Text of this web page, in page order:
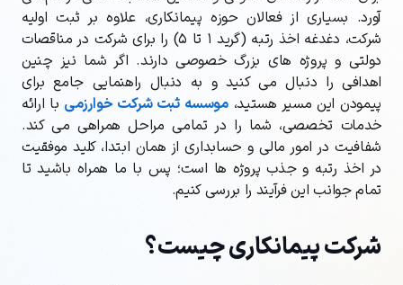
آورد. بسیاری از فعالان حوزه پیمانکاری، علاوه بر ثبت اولیه
شرکت، دغدغه اخذ رتبه (گرید ۱ تا ۵) را برای شرکت در مناقصات
دولتی و پروژه های بزرگ خصوصی دارند. اگر شما نیز چنین
اهدافی را دنبال می کنید و به دنبال راهنمایی جامع برای
پیمودن این مسیر هستید،موسسه ثبت شرکت خوارزمی با ارائه
خدمات تخصصی، شما را در تمامی مراحل همراهی می کند.
شفافیت در امور مالی و حسابداری از همان ابتدا، کلید موفقیت
در اخذ رتبه و جذب پروژه ها است؛ پس با ما همراه باشید تا
تمام جوانب این فرآیند را بررسی کنیم.
شرکت پیمانکاری چیست؟